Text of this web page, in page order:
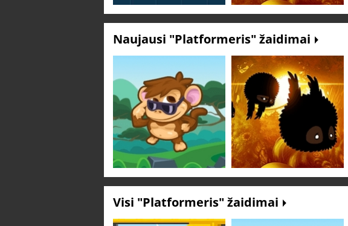
Naujausi "Platformeris" žaidimai
Visi "Platformeris" žaidimai